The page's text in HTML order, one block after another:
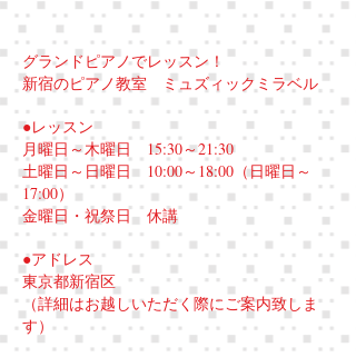
グランドピアノでレッスン！
新宿のピアノ教室 ミュズィックミラベル
●レッスン
月曜日～木曜日 15:30～21:30
土曜日～日曜日 10:00～18:00（日曜日～
17:00）
金曜日・祝祭日 休講
●アドレス
東京都新宿区
（詳細はお越しいただく際にご案内致しま
す）